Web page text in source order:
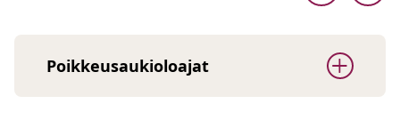
Poikkeusaukioloajat